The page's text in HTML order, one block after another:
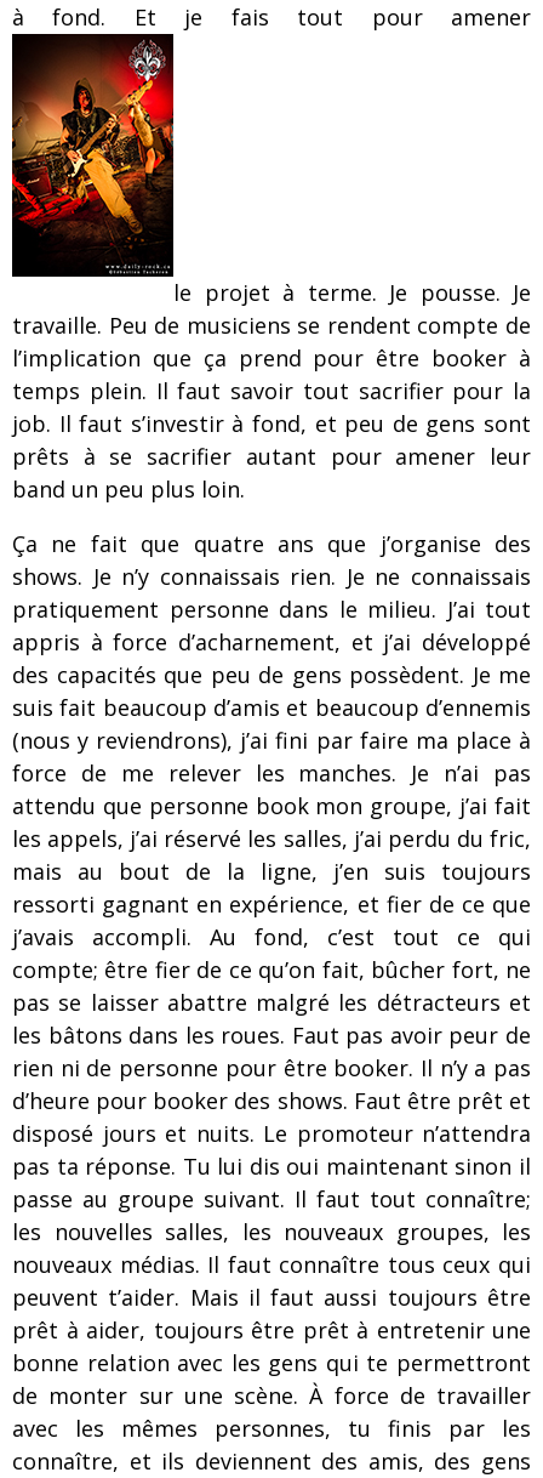
à fond. Et je fais tout pour amener
le projet à terme. Je pousse. Je
travaille. Peu de musiciens se rendent compte de
l’implication que ça prend pour être booker à
temps plein. Il faut savoir tout sacrifier pour la
job. Il faut s’investir à fond, et peu de gens sont
prêts à se sacrifier autant pour amener leur
band un peu plus loin.
Ça ne fait que quatre ans que j’organise des
shows. Je n’y connaissais rien. Je ne connaissais
pratiquement personne dans le milieu. J’ai tout
appris à force d’acharnement, et j’ai développé
des capacités que peu de gens possèdent. Je me
suis fait beaucoup d’amis et beaucoup d’ennemis
(nous y reviendrons), j’ai fini par faire ma place à
force de me relever les manches. Je n’ai pas
attendu que personne book mon groupe, j’ai fait
les appels, j’ai réservé les salles, j’ai perdu du fric,
mais au bout de la ligne, j’en suis toujours
ressorti gagnant en expérience, et fier de ce que
j’avais accompli. Au fond, c’est tout ce qui
compte; être fier de ce qu’on fait, bûcher fort, ne
pas se laisser abattre malgré les détracteurs et
les bâtons dans les roues. Faut pas avoir peur de
rien ni de personne pour être booker. Il n’y a pas
d’heure pour booker des shows. Faut être prêt et
disposé jours et nuits. Le promoteur n’attendra
pas ta réponse. Tu lui dis oui maintenant sinon il
passe au groupe suivant. Il faut tout connaître;
les nouvelles salles, les nouveaux groupes, les
nouveaux médias. Il faut connaître tous ceux qui
peuvent t’aider. Mais il faut aussi toujours être
prêt à aider, toujours être prêt à entretenir une
bonne relation avec les gens qui te permettront
de monter sur une scène. À force de travailler
avec les mêmes personnes, tu finis par les
connaître, et ils deviennent des amis, des gens